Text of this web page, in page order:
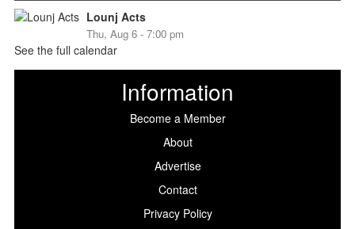
Lounj Acts
Thu, Aug 6 - 7:00 pm
See the full calendar
Information
Become a Member
About
Advertise
Contact
Privacy Policy